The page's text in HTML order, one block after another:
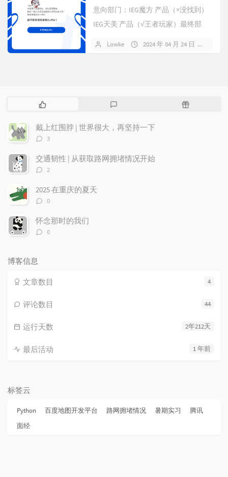
意向部门：IEG魔方 产品（×没找到）
IEG天美 产品（√王者玩家）最终部
Lowke 2024 年 04 月 24 日
热
文
章
评
随
戴上红围脖 | 世界很大，再坚持一下
评
数：
3
交通韧性 | 从获取路网拥堵情况开始
评
数：
2
2025 在重庆的夏天
评
数：
0
怀念那时的我们
评
0
博客信息
4
文章数目
44
评论数目
2年212天
运行天数
1 年前
最后活动
标签云
Python 百度地图开发平台 路网拥堵情况 暑期实习
腾讯
面经